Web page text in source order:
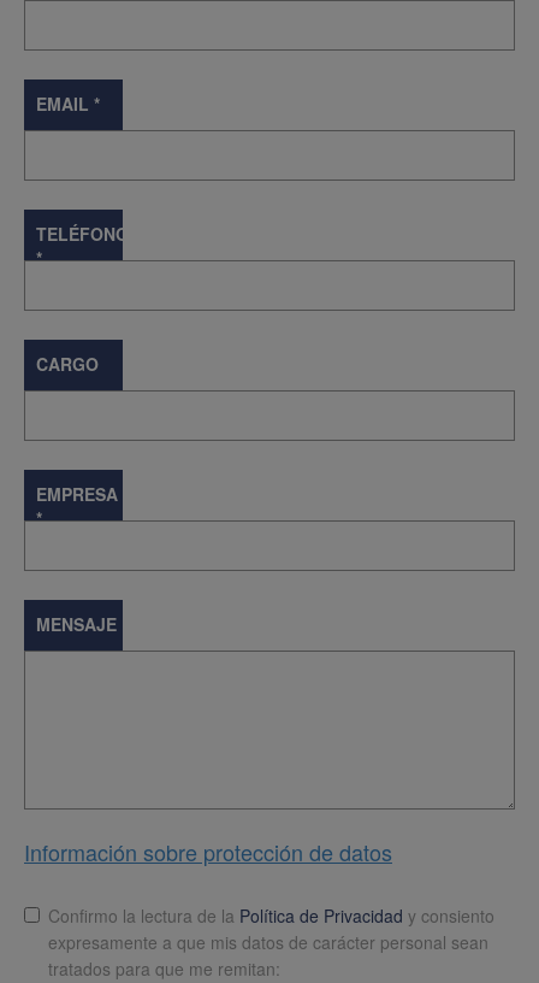
EMAIL *
TELÉFONO
*
CARGO
EMPRESA
*
MENSAJE
Información sobre protección de datos
LopdConfirmo la lectura de la Política de Privacidad y consiento
expresamente a que mis datos de carácter personal sean
tratados para que me remitan: